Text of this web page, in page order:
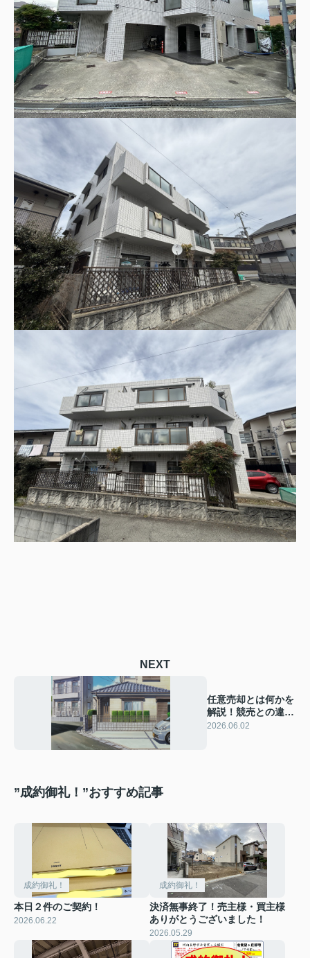
NEXT
任意売却とは何かを
解説！競売との違い
とメリットデメリッ
2026.06.02
”成約御礼！”おすすめ記事
成約御礼！
本日２件のご契約！
2026.06.22
成約御礼！
決済無事終了！売主様・買主様
ありがとうございました！
2026.05.29